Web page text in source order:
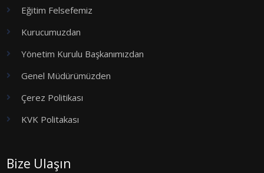
Eğitim Felsefemiz
Kurucumuzdan
Yönetim Kurulu Başkanımızdan
Genel Müdürümüzden
Çerez Politikası
KVK Politakası
Bize Ulaşın